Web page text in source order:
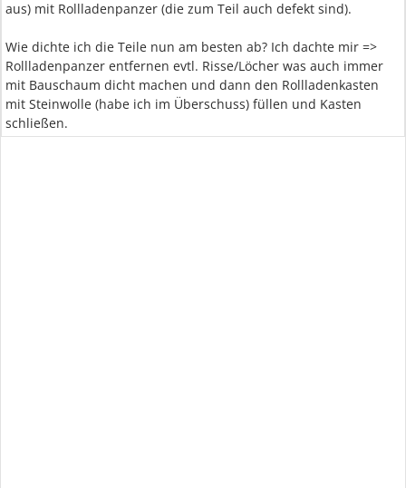
aus) mit Rollladenpanzer (die zum Teil auch defekt sind).
Wie dichte ich die Teile nun am besten ab? Ich dachte mir =>
Rollladenpanzer entfernen evtl. Risse/Löcher was auch immer
mit Bauschaum dicht machen und dann den Rollladenkasten
mit Steinwolle (habe ich im Überschuss) füllen und Kasten
schließen.